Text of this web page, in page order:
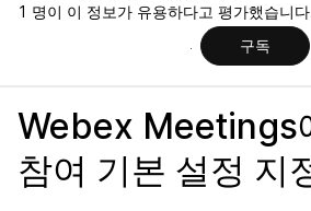
1 명이 이 정보가 유용하다고 평가했습니
구독
Webex Meetings
참여 기본 설정 지